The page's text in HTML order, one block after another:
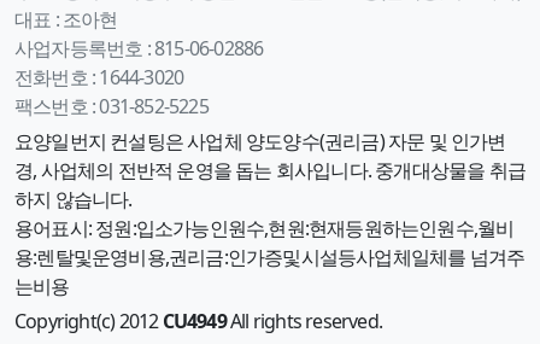
대표 :조아현
사업자등록번호 :815-06-02886
전화번호 :1644-3020
팩스번호 :031-852-5225
요양일번지 컨설팅은 사업체 양도양수(권리금) 자문 및 인가변
경, 사업체의 전반적 운영을 돕는 회사입니다. 중개대상물을 취급
하지 않습니다.
용어표시: 정원:입소가능인원수,현원:현재등원하는인원수,월비
용:렌탈및운영비용,권리금:인가증및시설등사업체일체를 넘겨주
는비용
Copyright(c) 2012CU4949All rights reserved.